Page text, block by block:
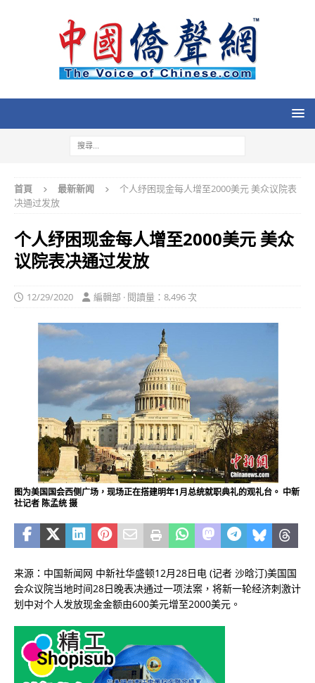
首頁 最新新闻
个人纾困现金每人增至2000美元 美众议院表
决通过发放
个人纾困现金每人增至2000美元 美众
议院表决通过发放
12/29/2020 編輯部 · 閱讀量：8,496 次
图为美国国会西侧广场，现场正在搭建明年1月总统就职典礼的观礼台。 中新
社记者 陈孟统 摄
来源：中国新闻网 中新社华盛顿12月28日电 (记者 沙晗汀)美国国
会众议院当地时间28日晚表决通过一项法案，将新一轮经济刺激计
划中对个人发放现金金额由600美元增至2000美元。